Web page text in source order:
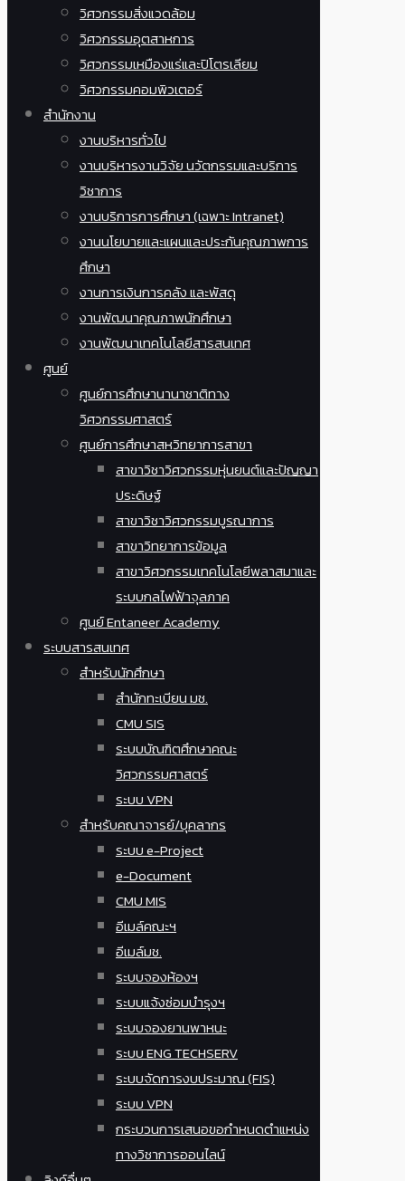
วิศวกรรมสิ่งแวดล้อม
วิศวกรรมอุตสาหการ
วิศวกรรมเหมืองแร่และปิโตรเลียม
วิศวกรรมคอมพิวเตอร์
สำนักงาน
งานบริหารทั่วไป
งานบริหารงานวิจัย นวัตกรรมและบริการ
วิชาการ
งานบริการการศึกษา (เฉพาะ Intranet)
งานนโยบายและแผนและประกันคุณภาพการ
ศึกษา
งานการเงินการคลัง และพัสดุ
งานพัฒนาคุณภาพนักศึกษา
งานพัฒนาเทคโนโลยีสารสนเทศ
ศูนย์
ศูนย์การศึกษานานาชาติทาง
วิศวกรรมศาสตร์
ศูนย์การศึกษาสหวิทยาการสาขา
สาขาวิชาวิศวกรรมหุ่นยนต์และปัญญา
ประดิษฐ์
สาขาวิชาวิศวกรรมบูรณาการ
สาขาวิทยาการข้อมูล
สาขาวิศวกรรมเทคโนโลยีพลาสมาและ
ระบบกลไฟฟ้าจุลภาค
ศูนย์ Entaneer Academy
ระบบสารสนเทศ
สำหรับนักศึกษา
สำนักทะเบียน มช.
CMU SIS
ระบบบัณฑิตศึกษาคณะ
วิศวกรรมศาสตร์
ระบบ VPN
สำหรับคณาจารย์/บุคลากร
ระบบ e-Project
e-Document
CMU MIS
อีเมล์คณะฯ
อีเมล์มช.
ระบบจองห้องฯ
ระบบแจ้งซ่อมบำรุงฯ
ระบบจองยานพาหนะ
ระบบ ENG TECHSERV
ระบบจัดการงบประมาณ (FIS)
ระบบ VPN
กระบวนการเสนอขอกำหนดตำแหน่ง
ทางวิชาการออนไลน์